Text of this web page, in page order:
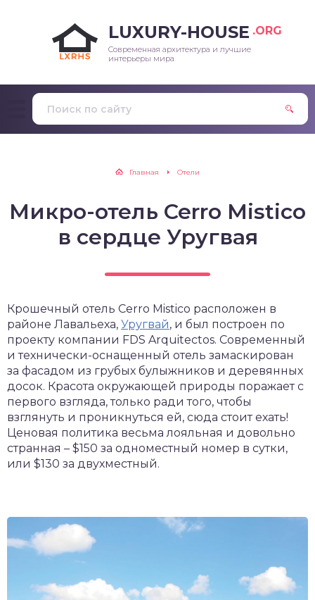
LUXURY-HOUSE .ORG
Современная архитектура и лучшие
интерьеры мира
Главная Отели
Микро-отель Cerro Mistico
в сердце Уругвая
Крошечный отель Cerro Mistico расположен в
районе Лавальеха, Уругвай, и был построен по
проекту компании FDS Arquitectos. Современный
и технически-оснащенный отель замаскирован
за фасадом из грубых булыжников и деревянных
досок. Красота окружающей природы поражает с
первого взгляда, только ради того, чтобы
взглянуть и проникнуться ей, сюда стоит ехать!
Ценовая политика весьма лояльная и довольно
странная – $150 за одноместный номер в сутки,
или $130 за двухместный.